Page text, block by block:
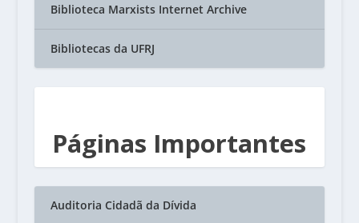
Biblioteca Marxists Internet Archive
Bibliotecas da UFRJ
Páginas Importantes
Auditoria Cidadã da Dívida